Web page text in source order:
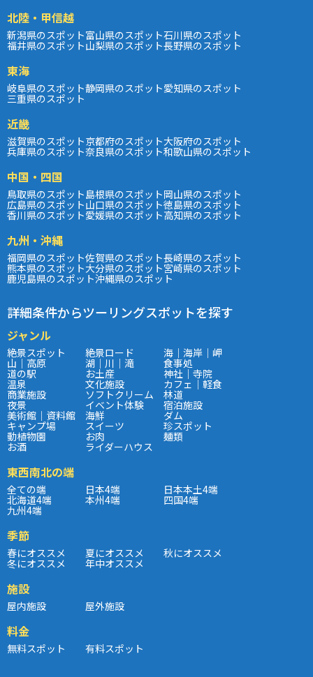
北陸・甲信越
新潟県のスポット富山県のスポット石川県のスポット
福井県のスポット山梨県のスポット長野県のスポット
東海
岐阜県のスポット静岡県のスポット愛知県のスポット
三重県のスポット
近畿
滋賀県のスポット京都府のスポット大阪府のスポット
兵庫県のスポット奈良県のスポット和歌山県のスポット
中国・四国
鳥取県のスポット島根県のスポット岡山県のスポット
広島県のスポット山口県のスポット徳島県のスポット
香川県のスポット愛媛県のスポット高知県のスポット
九州・沖縄
福岡県のスポット佐賀県のスポット長崎県のスポット
熊本県のスポット大分県のスポット宮崎県のスポット
鹿児島県のスポット沖縄県のスポット
詳細条件からツーリングスポットを探す
ジャンル
絶景スポット 絶景ロード 海｜海岸｜岬
山｜高原 湖｜川｜滝 食事処
道の駅 お土産 神社｜寺院
温泉 文化施設 カフェ｜軽食
商業施設 ソフトクリーム 林道
夜景 イベント体験 宿泊施設
美術館｜資料館 海鮮 ダム
キャンプ場 スイーツ 珍スポット
動植物園 お肉 麺類
お酒 ライダーハウス
東西南北の端
全ての端 日本4端 日本本土4端
北海道4端 本州4端 四国4端
九州4端
季節
春にオススメ 夏にオススメ 秋にオススメ
冬にオススメ 年中オススメ
施設
屋内施設 屋外施設
料金
無料スポット 有料スポット